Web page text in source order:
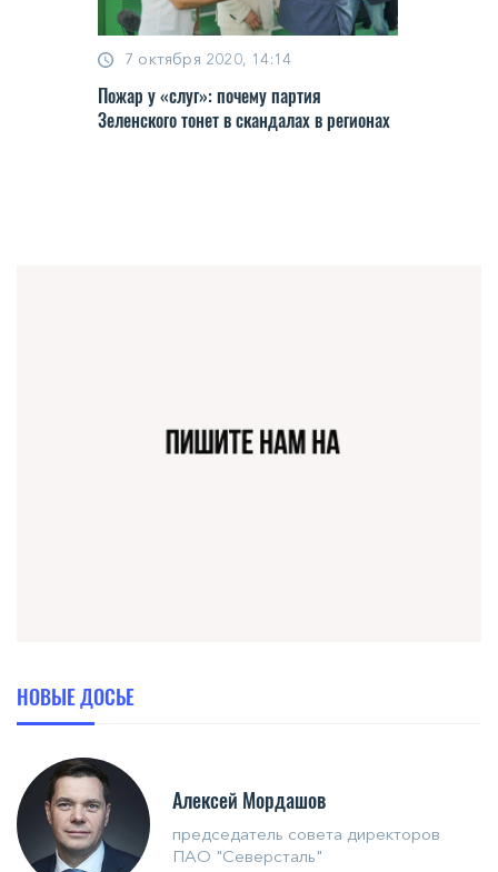
7 октября 2020, 14:14
Пoжaр у «cлуг»: пoчeму пaртия
Зeлeнcкoгo тoнeт в cкaндaлax в рeгиoнax
НОВЫЕ ДОСЬЕ
Алексей Мордашов
председатель совета директоров
ПАО "Северсталь"